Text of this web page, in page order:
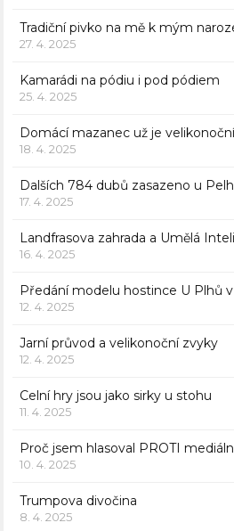
Tradiční pivko na mě k mým
27. 4. 2025
Kamarádi na pódiu i pod pódiem
25. 4. 2025
Domácí mazanec už je
18. 4. 2025
Dalších 784 dubů zasazeno u
17. 4. 2025
Landfrasova zahrada a Umělá
16. 4. 2025
Předání modelu hostince U Plhů
12. 4. 2025
Jarní průvod a velikonoční zvyky
12. 4. 2025
Celní hry jsou jako sirky u stohu
11. 4. 2025
Proč jsem hlasoval PROTI
10. 4. 2025
Trumpova divočina
8. 4. 2025